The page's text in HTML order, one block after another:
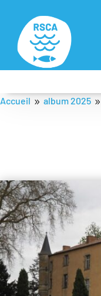
Accueil 9 album 2025 9